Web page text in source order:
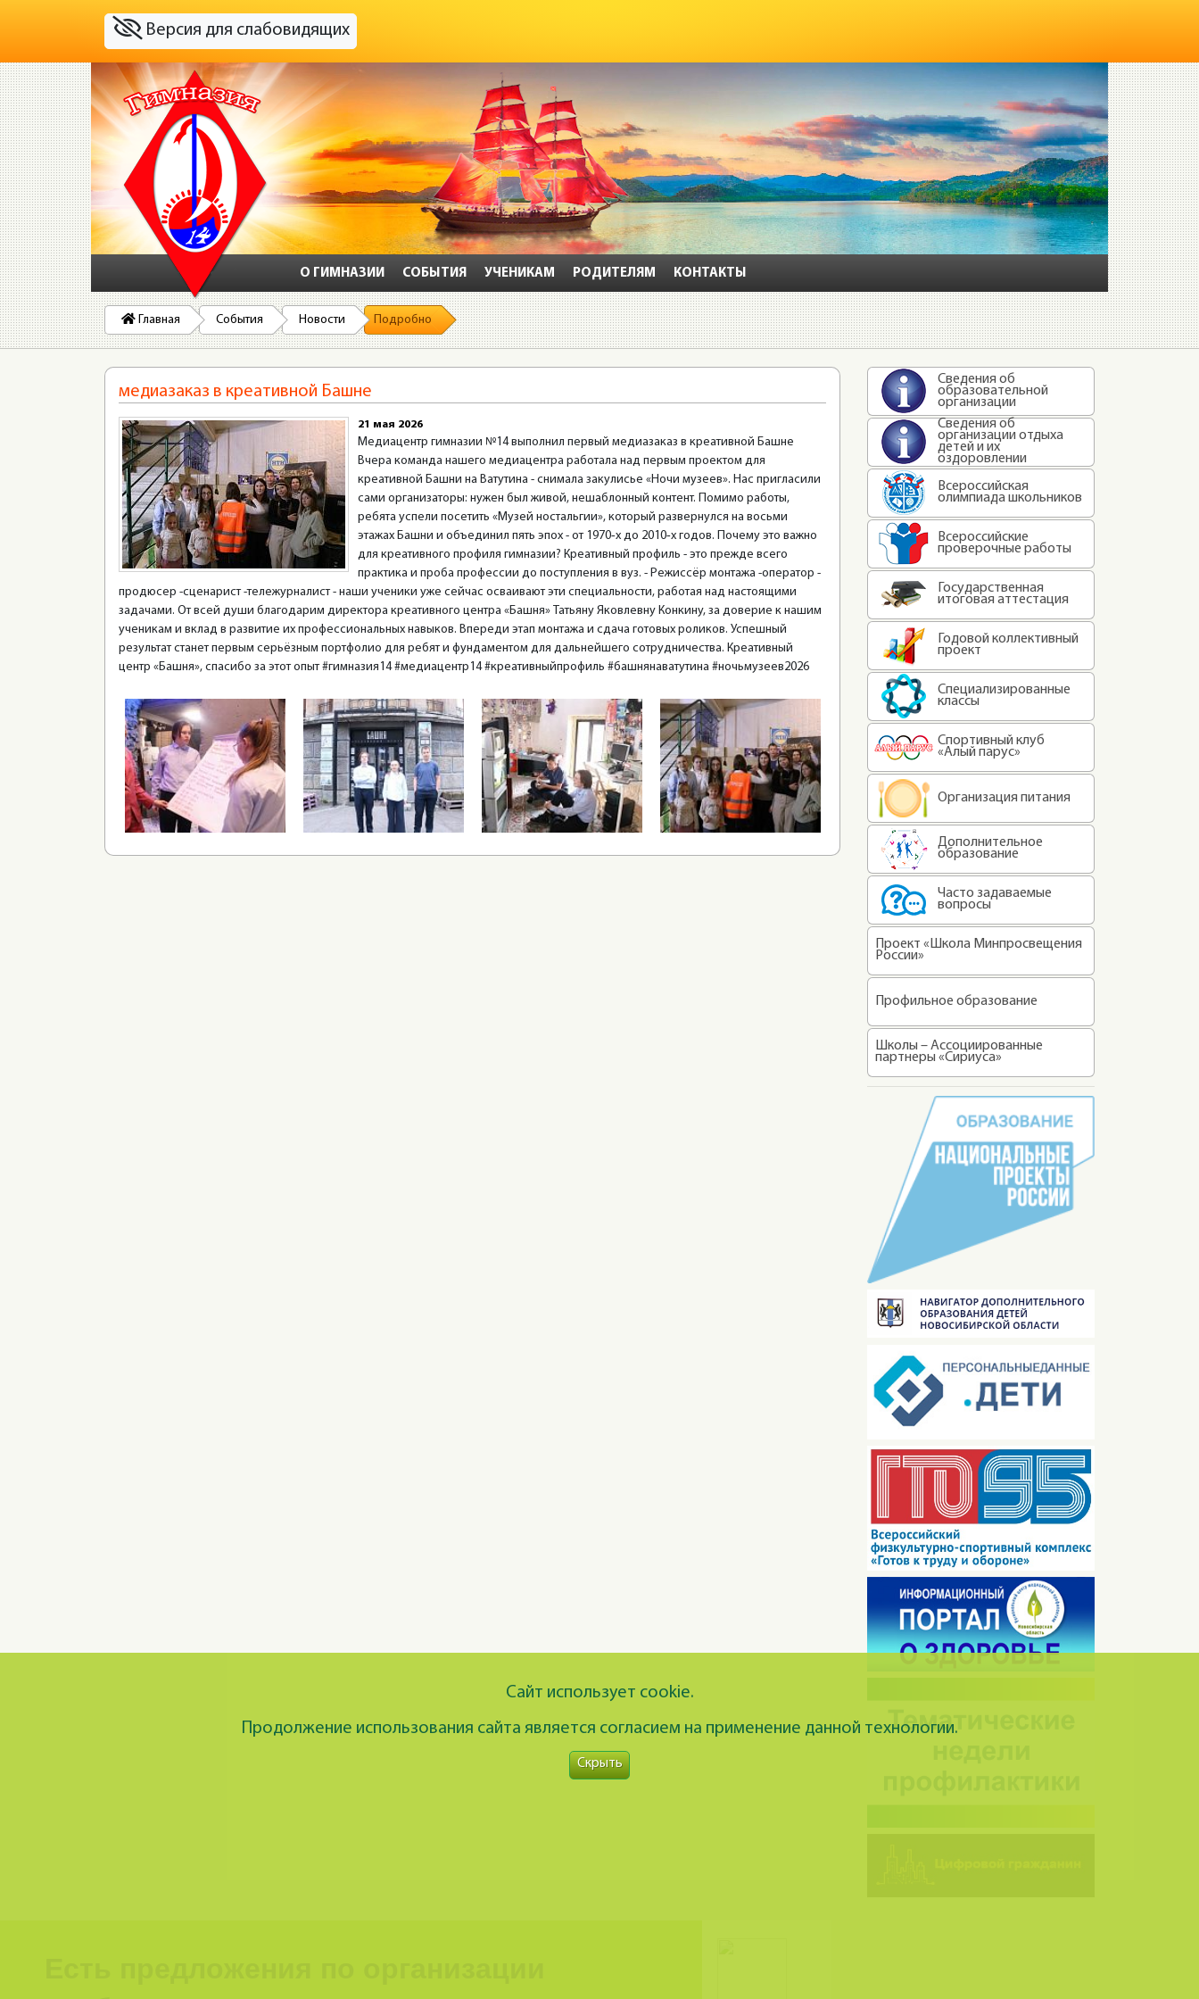
Версия для слабовидящих
О ГИМНАЗИИ СОБЫТИЯ УЧЕНИКАМ РОДИТЕЛЯМ КОНТАКТЫ
Главная События Новости Подробно
медиазаказ в креативной Башне
21 мая 2026
Медиацентр гимназии №14 выполнил первый медиазаказ в креативной Башне
Вчера команда нашего медиацентра работала над первым проектом для
креативной Башни на Ватутина - снимала закулисье «Ночи музеев». Нас пригласили
сами организаторы: нужен был живой, нешаблонный контент. Помимо работы,
ребята успели посетить «Музей ностальгии», который развернулся на восьми
этажах Башни и объединил пять эпох - от 1970‑х до 2010‑х годов. Почему это важно
для креативного профиля гимназии? Креативный профиль - это прежде всего
практика и проба профессии до поступления в вуз. - Режиссёр монтажа -оператор -
продюсер -сценарист -тележурналист - наши ученики уже сейчас осваивают эти специальности, работая над настоящими
задачами. От всей души благодарим директора креативного центра «Башня» Татьяну Яковлевну Конкину, за доверие к нашим
ученикам и вклад в развитие их профессиональных навыков. Впереди этап монтажа и сдача готовых роликов. Успешный
результат станет первым серьёзным портфолио для ребят и фундаментом для дальнейшего сотрудничества. Креативный
центр «Башня», спасибо за этот опыт #гимназия14 #медиацентр14 #креативныйпрофиль #башнянаватутина #ночьмузеев2026
Сведения об
образовательной
организации
Сведения об
организации отдыха
детей и их
оздоровлении
Всероссийская
олимпиада школьников
Всероссийские
проверочные работы
Государственная
итоговая аттестация
Годовой коллективный
проект
Специализированные
классы
Спортивный клуб
«Алый парус»
Организация питания
Дополнительное
образование
Часто задаваемые
вопросы
Проект «Школа Минпросвещения
России»
Профильное образование
Школы – Ассоциированные
партнеры «Сириуса»
Сайт использует cookie.
Продолжение использования сайта является согласием на применение данной технологии.
Скрыть